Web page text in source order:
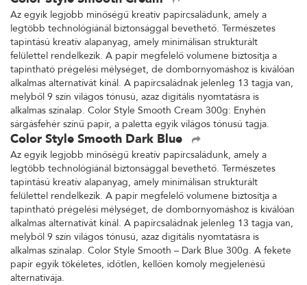
Az egyik legjobb minőségű kreatív papírcsaládunk, amely a
legtöbb technológiánál biztonsággal bevethető. Természetes
tapintású kreatív alapanyag, amely minimálisan strukturált
felülettel rendelkezik. A papír megfelelő volumene biztosítja a
tapintható prégelési mélységet, de dombornyomáshoz is kiválóan
alkalmas alternatívát kínál. A papírcsaládnak jelenleg 13 tagja van,
melyből 9 szín világos tónusú, azaz digitális nyomtatásra is
alkalmas színalap. Color Style Smooth Cream 300g: Enyhén
sárgásfehér színű papír, a paletta egyik világos tónusú tagja.
Color Style Smooth Dark Blue
Az egyik legjobb minőségű kreatív papírcsaládunk, amely a
legtöbb technológiánál biztonsággal bevethető. Természetes
tapintású kreatív alapanyag, amely minimálisan strukturált
felülettel rendelkezik. A papír megfelelő volumene biztosítja a
tapintható prégelési mélységet, de dombornyomáshoz is kiválóan
alkalmas alternatívát kínál. A papírcsaládnak jelenleg 13 tagja van,
melyből 9 szín világos tónusú, azaz digitális nyomtatásra is
alkalmas színalap. Color Style Smooth – Dark Blue 300g. A fekete
papír egyik tökéletes, időtlen, kellően komoly megjelenésű
alternatívája.